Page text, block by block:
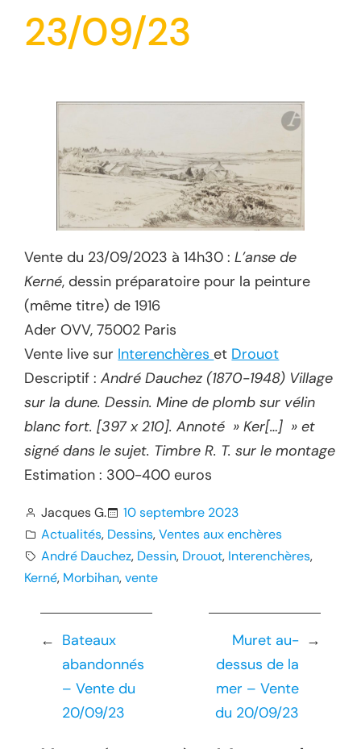
23/09/23
Vente du 23/09/2023 à 14h30 :L’anse de
Kerné, dessin préparatoire pour la peinture
(même titre) de 1916
Ader OVV, 75002 Paris
Vente live sur Interenchèreset Drouot
Descriptif :André Dauchez (1870-1948) Village
sur la dune. Dessin. Mine de plomb sur vélin
blanc fort. [397 x 210]. Annoté » Ker[…] » et
signé dans le sujet. Timbre R. T. sur le montage
Estimation : 300-400 euros
Jacques G.
10 septembre 2023
Actualités, Dessins, Ventes aux enchères
André Dauchez, Dessin, Drouot, Interenchères,
Kerné, Morbihan, vente
← Bateaux
abandonnés
– Vente du
20/09/23
→
Muret au-
dessus de la
mer – Vente
du 20/09/23